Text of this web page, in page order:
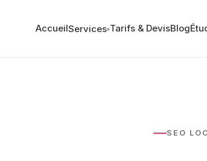
AccueilServices▾Tarifs & DevisBlog
SEO